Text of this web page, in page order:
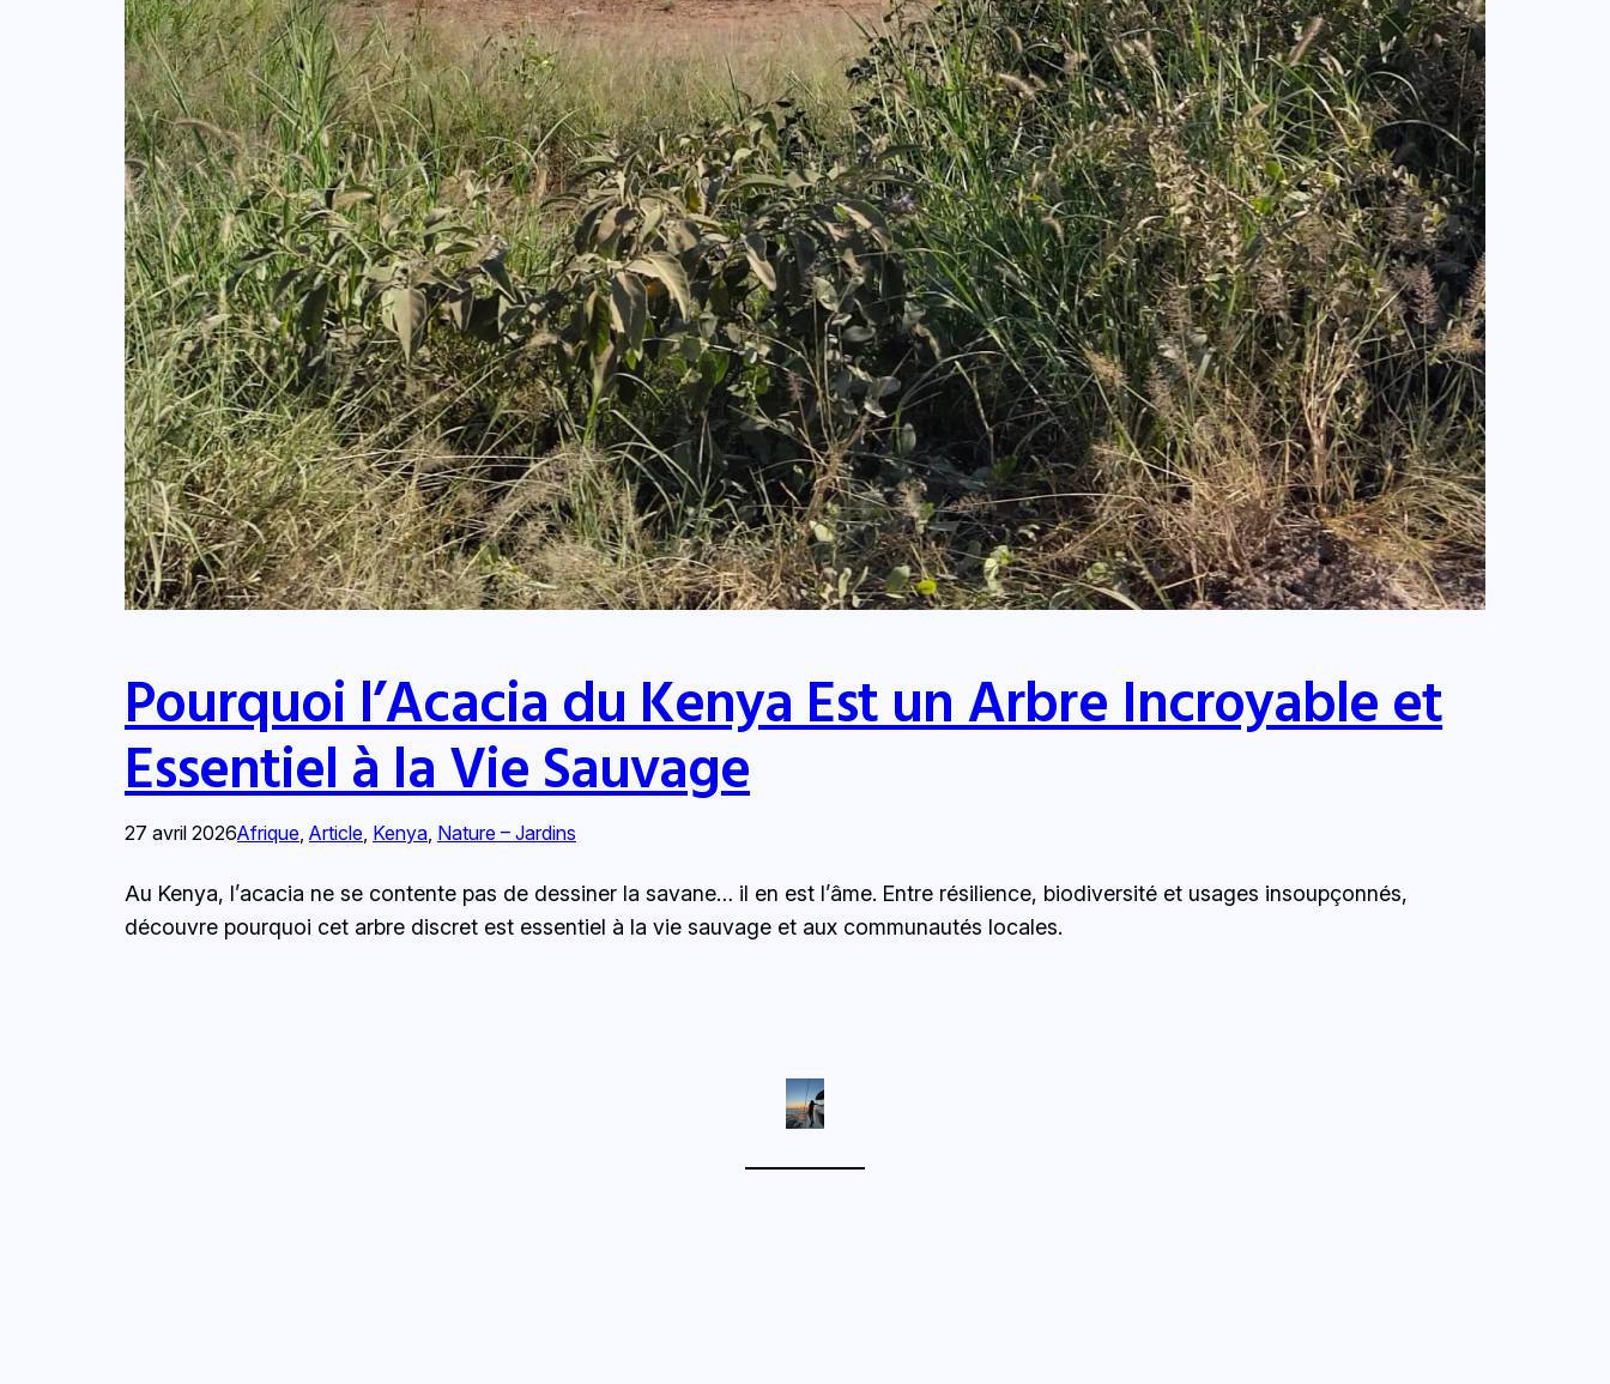
Pourquoi l’Acacia du Kenya Est un Arbre Incroyable et
Essentiel à la Vie Sauvage
27 avril 2026Afrique Article Kenya Nature – Jardins
Au Kenya, l’acacia ne se contente pas de dessiner la savane… il en est l’âme. Entre résilience, biodiversité et usages insoupçonnés,
découvre pourquoi cet arbre discret est essentiel à la vie sauvage et aux communautés locales.